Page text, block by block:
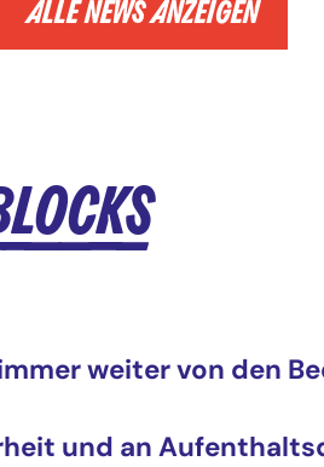
ALLE NEWS ANZEIGEN
weiter von den
und an